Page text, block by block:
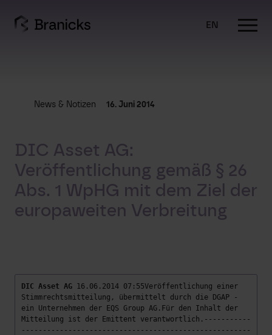
content
EN
News & Notizen 16. Juni 2014
DIC Asset AG:
Veröffentlichung gemäß § 26
Abs. 1 WpHG mit dem Ziel der
europaweiten Verbreitung
DIC Asset AG 16.06.2014 07:55Veröffentlichung einer
Stimmrechtsmitteilung, übermittelt durch die DGAP -
ein Unternehmen der EQS Group AG.Für den Inhalt der
Mitteilung ist der Emittent verantwortlich.-----------
------------------------------------------------------